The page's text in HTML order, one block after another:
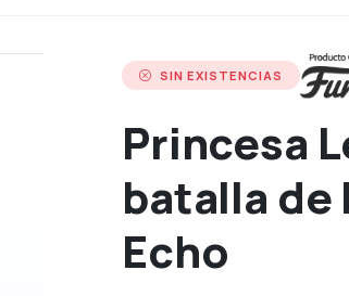
SIN EXISTENCIAS
Princesa
batalla de
Echo